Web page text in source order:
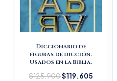
Diccionario de
figuras de dicción.
Usados en la Biblia.
$125.900$119.605